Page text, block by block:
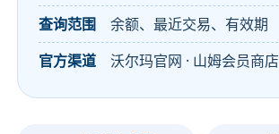
查询范围
余额、最近交易、有效期
官方渠道
沃尔玛官网 · 山姆会员商店